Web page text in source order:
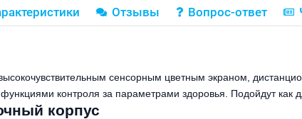
Отзывы Вопрос-ответ
сенсорным цветным экраном,
контроля за параметрами здоровья. Подойдут как
корпус